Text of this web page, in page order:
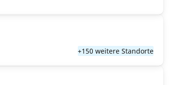
+150 weitere Standorte